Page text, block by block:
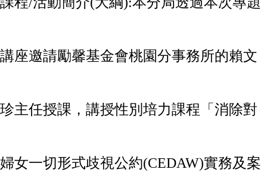
講座邀請勵馨基金會桃園分事務所的賴文
珍主任授課，講授性別培力課程「消除對
婦女一切形式歧視公約(CEDAW)實務及案